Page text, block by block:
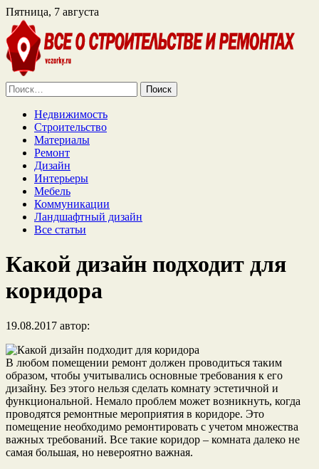
Пятница, 7 августа
Найти:
Недвижимость
Строительство
Материалы
Ремонт
Дизайн
Интерьеры
Мебель
Коммуникации
Ландшафтный дизайн
Все статьи
Какой дизайн подходит для
коридора
19.08.2017 автор:
В любом помещении ремонт должен проводиться таким
образом, чтобы учитывались основные требования к его
дизайну. Без этого нельзя сделать комнату эстетичной и
функциональной. Немало проблем может возникнуть, когда
проводятся ремонтные мероприятия в коридоре. Это
помещение необходимо ремонтировать с учетом множества
важных требований. Все такие коридор – комната далеко не
самая большая, но невероятно важная.